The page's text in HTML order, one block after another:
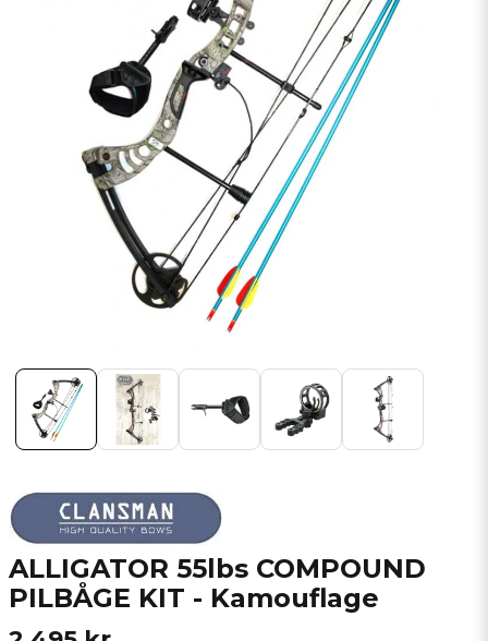
ALLIGATOR 55lbs COMPOUND
PILBÅGE KIT - Kamouflage